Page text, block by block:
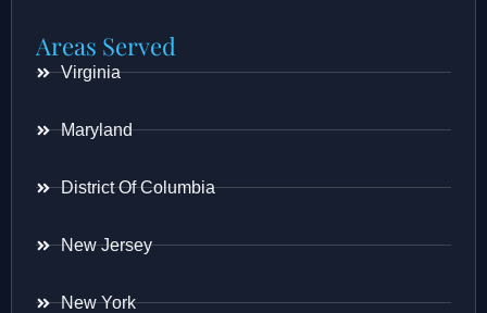
Areas Served
Virginia
Maryland
District Of Columbia
New Jersey
New York